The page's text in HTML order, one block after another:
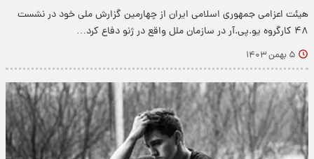
هیئت اعزامی جمهوری اسلامی ایران از چهارمین گزارش ملی خود در نشست
۴۸ کارگروه یو.پی.آر در سازمان ملل واقع در ژنو دفاع کرد…
۵ بهمن ۱۴۰۳